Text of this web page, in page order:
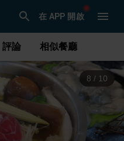
在 APP 開啟
評論 相似餐廳
8 / 10